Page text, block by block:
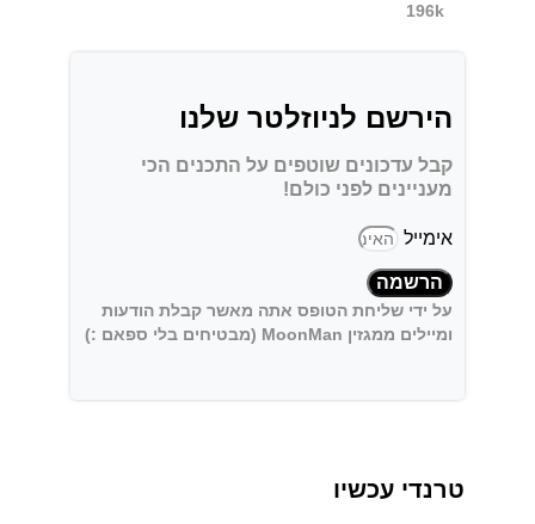
196k
הירשם לניוזלטר שלנו
קבל עדכונים שוטפים על התכנים הכי
מעניינים לפני כולם!
אימייל
הרשמה
על ידי שליחת הטופס אתה מאשר קבלת הודעות
ומיילים ממגזין MoonMan (מבטיחים בלי ספאם :)
טרנדי עכשיו